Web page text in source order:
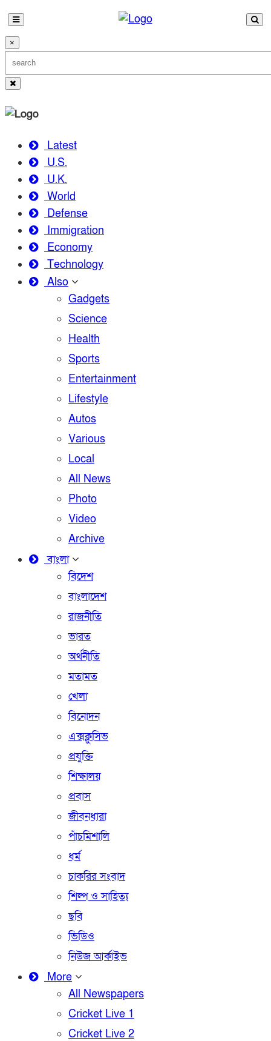
×
Latest
U.S.
U.K.
World
Defense
Immigration
Economy
Technology
Also
Gadgets
Science
Health
Sports
Entertainment
Lifestyle
Autos
Various
Local
All News
Photo
Video
Archive
বাংলা
বিদেশ
বাংলাদেশ
রাজনীতি
ভারত
অর্থনীতি
মতামত
খেলা
বিনোদন
এক্সক্লুসিভ
প্রযুক্তি
শিক্ষালয়
প্রবাস
জীবনধারা
পাঁচমিশালি
ধর্ম
চাকরির সংবাদ
শিল্প ও সাহিত্য
ছবি
ভিডিও
নিউজ আর্কাইভ
More
All Newspapers
Cricket Live 1
Cricket Live 2